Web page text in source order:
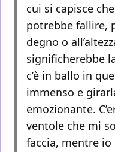
cui si capisce
potrebbe fallire,
degno o
significherebbe
c’è in ballo in
immenso e
emozionante.
ventole che mi
faccia, mentre